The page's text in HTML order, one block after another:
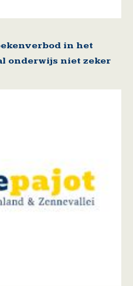
in het
onderwijs niet zeker